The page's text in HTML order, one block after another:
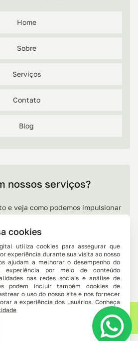
cookies
utiliza cookies para assegurar que
experiência durante sua visita ao nosso
ajudam a melhorar o desempenho do
por meio de conteúdo
nas redes sociais e análise de
podem incluir também cookies de
o uso do nosso site e nos fornecer
a experiência dos usuários. Conheça
Home
Sobre
Serviços
Contato
Blog
nossos serviços?
e veja como podemos impulsionar
reais!
em contato
Digital. Todos os direitos